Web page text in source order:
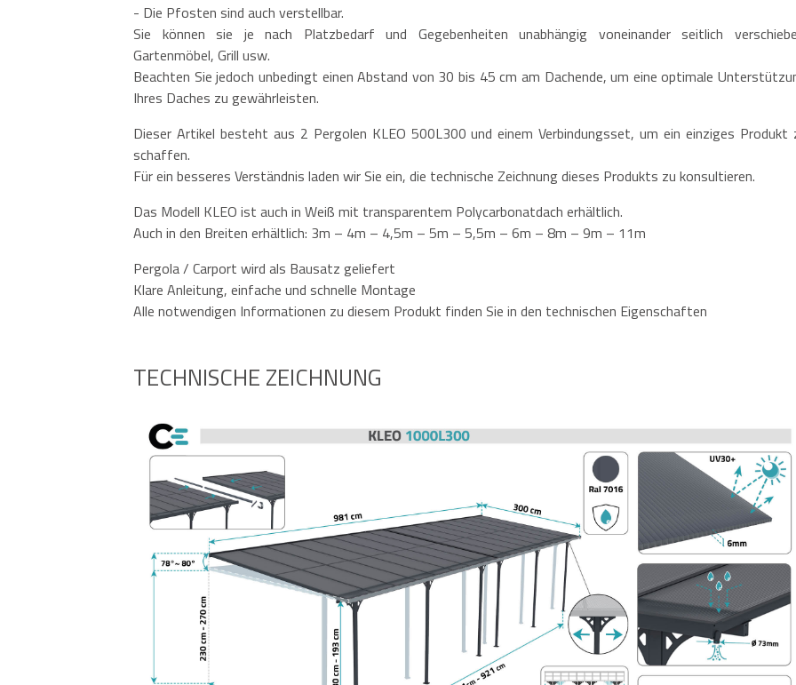
- Die Pfosten sind auch verstellbar.
Sie können sie je nach Platzbedarf und Gegebenheiten unabhängig voneinander seitlich
Gartenmöbel, Grill usw.
Beachten Sie jedoch unbedingt einen Abstand von 30 bis 45 cm am Dachende, um eine optimale
Ihres Daches zu gewährleisten.
Dieser Artikel besteht aus 2 Pergolen KLEO 500L300 und einem Verbindungsset, um ein einziges Produkt
schaffen.
Für ein besseres Verständnis laden wir Sie ein, die technische Zeichnung dieses Produkts zu konsultieren.
Das Modell KLEO ist auch in Weiß mit transparentem Polycarbonatdach erhältlich.
Auch in den Breiten erhältlich: 3m – 4m – 4,5m – 5m – 5,5m – 6m – 8m – 9m – 11m
Pergola / Carport wird als Bausatz geliefert
Klare Anleitung, einfache und schnelle Montage
Alle notwendigen Informationen zu diesem Produkt finden Sie in den technischen Eigenschaften
TECHNISCHE ZEICHNUNG